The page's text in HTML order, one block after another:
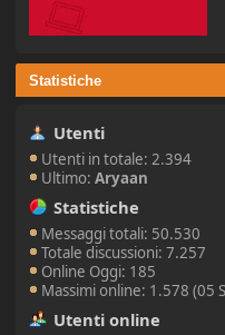
Statistiche
Utenti
Utenti in totale: 2.394
Ultimo:Aryaan
Statistiche
Messaggi totali: 50.530
Totale discussioni: 7.257
Online Oggi: 185
Massimi online: 1.578
Utenti online